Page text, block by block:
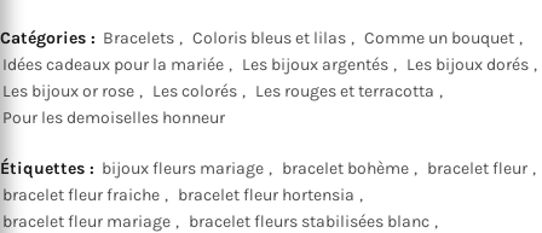
Catégories : Bracelets , Coloris bleus et lilas , Comme un bouquet ,
Idées cadeaux pour la mariée , Les bijoux argentés , Les bijoux dorés ,
Les bijoux or rose , Les colorés , Les rouges et terracotta ,
Pour les demoiselles honneur
Étiquettes : bijoux fleurs mariage , bracelet bohème , bracelet fleur ,
bracelet fleur fraiche , bracelet fleur hortensia ,
bracelet fleur mariage , bracelet fleurs stabilisées blanc ,